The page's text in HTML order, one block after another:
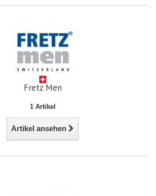
Fretz Men
1 Artikel
Artikel ansehen